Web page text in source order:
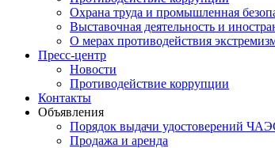
Охрана труда и промышленная
Выставочная деятельность и
О мерах противодействия
Пресс-центр
Новости
Противодействие коррупции
Контакты
Объявления
Порядок выдачи удостоверений
Продажа и аренда